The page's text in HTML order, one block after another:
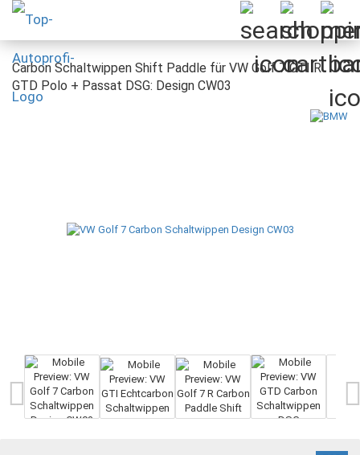
Carbon Schaltwippen Shift Paddle für VW Golf 7 GTI R
GTD Polo + Passat DSG: Design CW03